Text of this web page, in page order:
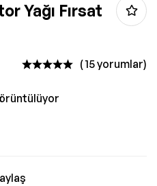
Yağı Fırsat
( 15 yorumlar)